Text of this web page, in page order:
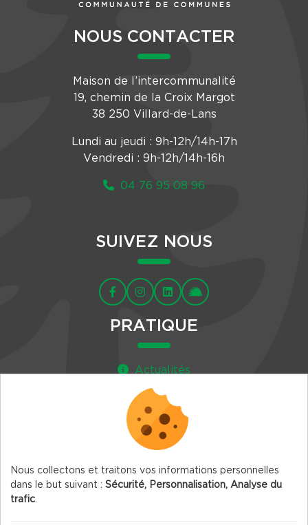
NOUS CONTACTER
Maison de l’intercommunalité
19, chemin de la Croix Margot
38 250 Villard-de-Lans
Lundi au jeudi : 9h-12h/14h-17h
Vendredi : 9h-12h/14h-16h
04 76 95 08 96
SUIVEZ NOUS
PRATIQUE
Actualités
Agenda
Newsletter
Nous collectons et traitons vos informations personnelles
dans le but suivant : Sécurité, Personnalisation, Analyse du
trafic.